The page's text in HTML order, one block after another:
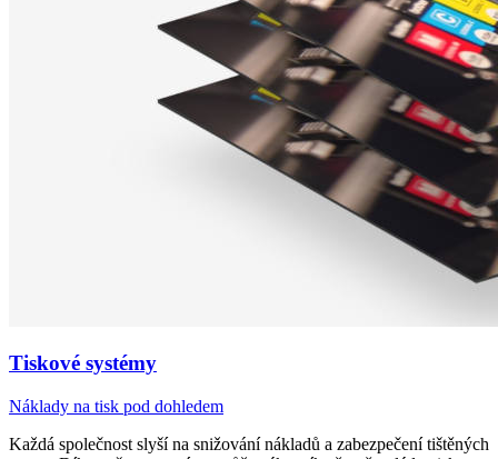
Tiskové systémy
Náklady na tisk pod dohledem
Každá společnost slyší na snižování nákladů a zabezpečení tištěných